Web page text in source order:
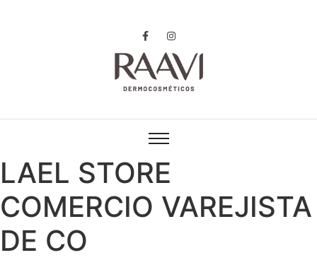
LAEL STORE
COMERCIO VAREJISTA
DE CO